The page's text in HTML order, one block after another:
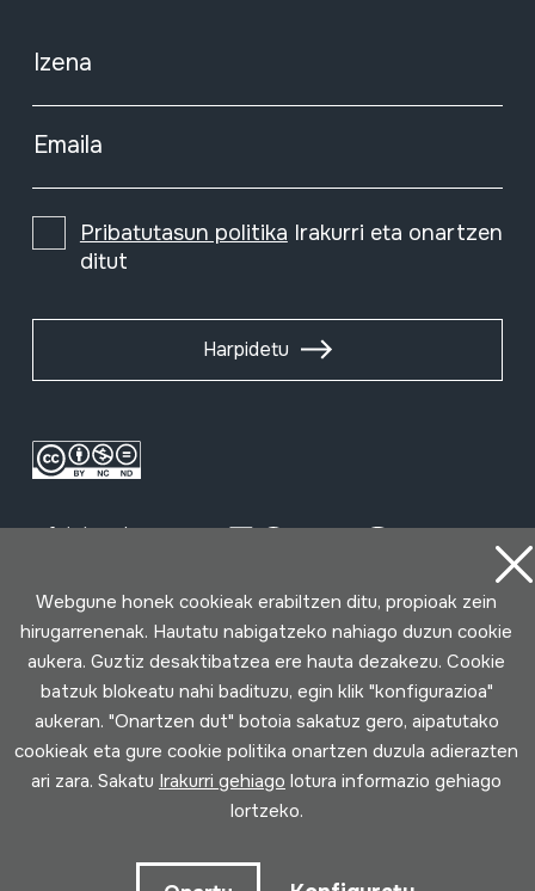
Izena
Emaila
Pribatutasun politika Irakurri eta onartzen
ditut
Harpidetu
Erabilpen baldintzak Pribatutasun politika Cookie politika
Loturak garatua
Webgune honek cookieak erabiltzen ditu, propioak zein
hirugarrenenak. Hautatu nabigatzeko nahiago duzun cookie
aukera. Guztiz desaktibatzea ere hauta dezakezu. Cookie
batzuk blokeatu nahi badituzu, egin klik "konfigurazioa"
aukeran. "Onartzen dut" botoia sakatuz gero, aipatutako
cookieak eta gure cookie politika onartzen duzula adierazten
ari zara. Sakatu Irakurri gehiago lotura informazio gehiago
lortzeko.